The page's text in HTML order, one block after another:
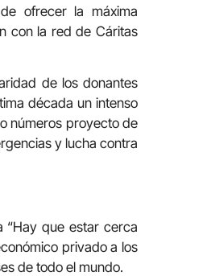
ofrecer la máxima
con la red de Cáritas
de los donantes
década un intenso
números proyecto de
y lucha contra
“Hay que estar cerca
privado a los
de todo el mundo.